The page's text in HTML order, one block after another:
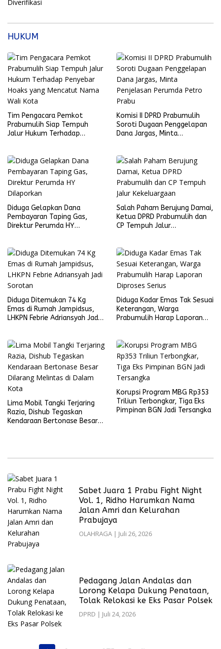
HUKUM
Tim Pengacara Pemkot
Prabumulih Siap Tempuh
Jalur Hukum Terhadap
Komisi II DPRD Prabumulih
Soroti Dugaan Penggelapan
Dana Jargas, Minta
Diduga Gelapkan Dana
Pembayaran Taping Gas,
Direktur Perumda HY
Salah Paham Berujung Damai,
Ketua DPRD Prabumulih dan
CP Tempuh Jalur
Diduga Ditemukan 74 Kg
Emas di Rumah Jampidsus,
LHKPN Febrie Adriansyah Jadi
Diduga Kadar Emas Tak Sesuai
Keterangan, Warga
Prabumulih Harap Laporan
Lima Mobil Tangki Terjaring
Razia, Dishub Tegaskan
Kendaraan Bertonase Besar
Korupsi Program MBG Rp353
Triliun Terbongkar, Tiga Eks
Pimpinan BGN Jadi Tersangka
Sabet Juara 1 Prabu Fight Night
Vol. 1, Ridho Harumkan Nama
Jalan Amri dan Kelurahan
Prabujaya
OLAHRAGA| Juli 26, 2026
Pedagang Jalan Andalas dan
Lorong Kelapa Dukung Penataan,
Tolak Relokasi ke Eks Pasar Polsek
DPRD | Juli 24, 2026